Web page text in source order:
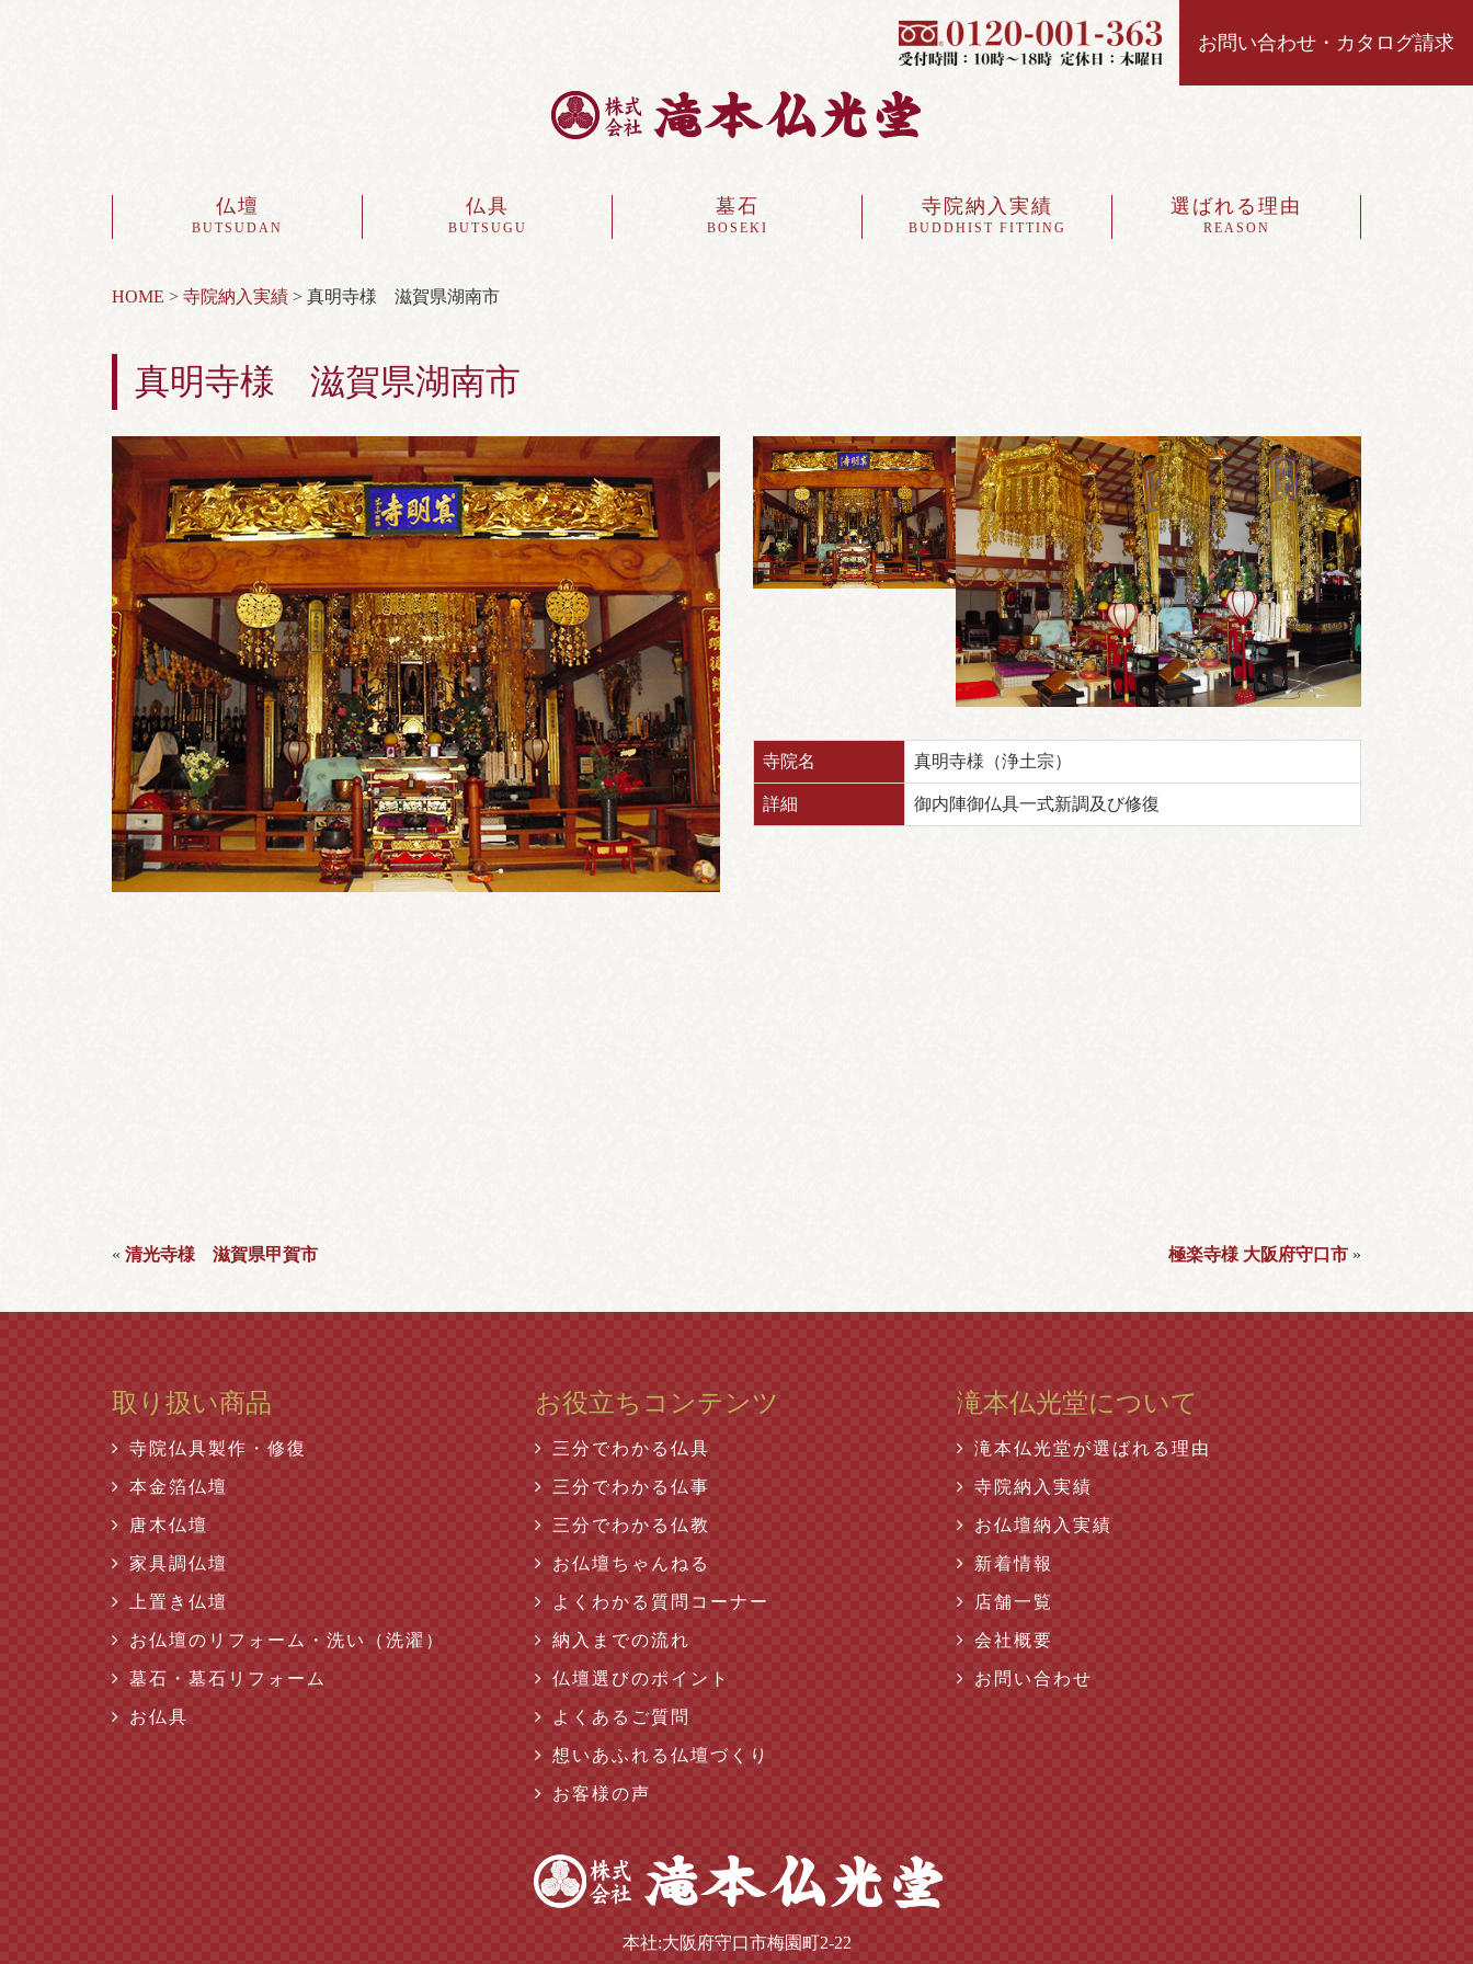
お問い合わせ・カタログ請求
仏壇
BUTSUDAN
仏具
BUTSUGU
墓石
BOSEKI
寺院納入実績
BUDDHIST FITTING
選ばれる理由
REASON
HOME > 寺院納入実績 > 真明寺様 滋賀県湖南市
真明寺様 滋賀県湖南市
寺院名 真明寺様（浄土宗）
詳細 御内陣御仏具一式新調及び修復
« 清光寺様 滋賀県甲賀市 極楽寺様 大阪府守口市 »
取り扱い商品
寺院仏具製作・修復
本金箔仏壇
唐木仏壇
家具調仏壇
上置き仏壇
お仏壇のリフォーム・洗い（洗濯）
墓石・墓石リフォーム
お仏具
お役立ちコンテンツ
三分でわかる仏具
三分でわかる仏事
三分でわかる仏教
お仏壇ちゃんねる
よくわかる質問コーナー
納入までの流れ
仏壇選びのポイント
よくあるご質問
想いあふれる仏壇づくり
お客様の声
滝本仏光堂について
滝本仏光堂が選ばれる理由
寺院納入実績
お仏壇納入実績
新着情報
店舗一覧
会社概要
お問い合わせ
本社:大阪府守口市梅園町2-22